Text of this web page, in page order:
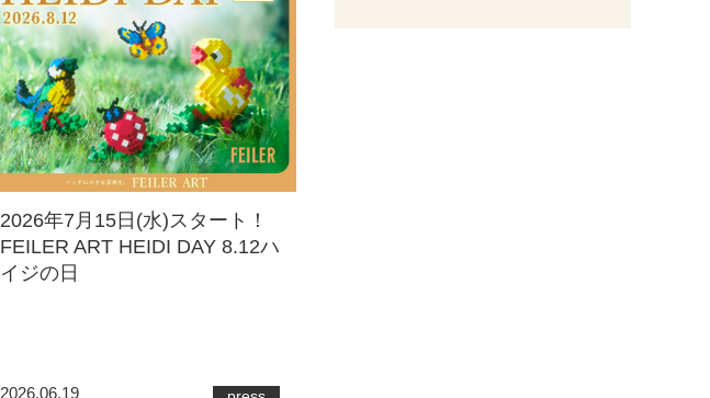
2026年7月15日(水)スタート！
FEILER ART HEIDI DAY 8.12ハ
イジの日
2026.06.19